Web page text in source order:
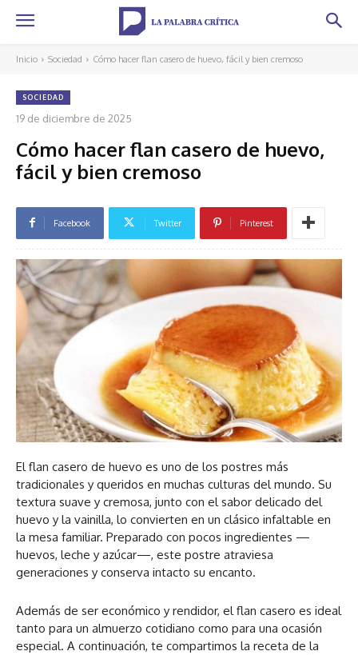
Inicio Sociedad Cómo hacer flan casero de huevo, fácil y bien cremoso
SOCIEDAD
19 de diciembre de 2025
Cómo hacer flan casero de huevo,
fácil y bien cremoso
Facebook Twitter Pinterest
El flan casero de huevo es uno de los postres más
tradicionales y queridos en muchas culturas del mundo. Su
textura suave y cremosa, junto con el sabor delicado del
huevo y la vainilla, lo convierten en un clásico infaltable en
la mesa familiar. Preparado con pocos ingredientes —
huevos, leche y azúcar—, este postre atraviesa
generaciones y conserva intacto su encanto.
Además de ser económico y rendidor, el flan casero es ideal
tanto para un almuerzo cotidiano como para una ocasión
especial. A continuación, te compartimos la receta de la